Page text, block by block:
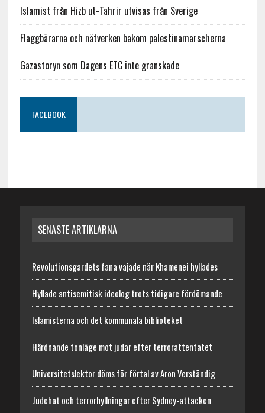
Islamist från Hizb ut-Tahrir utvisas från Sverige
Flaggbärarna och nätverken bakom palestinamarscherna
Gazastoryn som Dagens ETC inte granskade
FACEBOOK
SENASTE ARTIKLARNA
Revolutionsgardets fana vajade när Khamenei hyllades
Hyllade antisemitisk ideolog trots tidigare fördömande
Islamisterna och det kommunala biblioteket
Hårdnande tonläge mot judar efter terrorattentatet
Universitetslektor döms för förtal av Aron Verständig
Judehat och terrorhyllningar efter Sydney-attacken